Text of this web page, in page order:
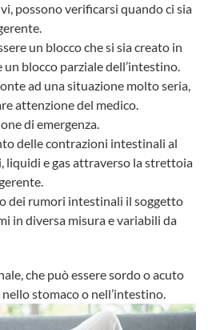
possono verificarsi quando ci sia
un blocco che si sia creato in
blocco parziale dell’intestino.
ad una situazione molto seria,
attenzione del medico.
di emergenza.
delle contrazioni intestinali al
liquidi e gas attraverso la strettoia
dei rumori intestinali il soggetto
in diversa misura e variabili da
che può essere sordo o acuto
stomaco o nell’intestino.